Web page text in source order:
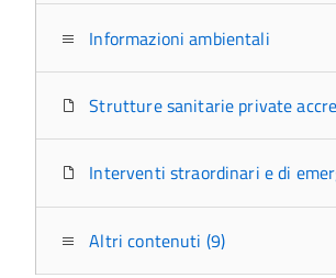
Informazioni ambientali
Strutture sanitarie private
Interventi straordinari e di
Altri contenuti (9)